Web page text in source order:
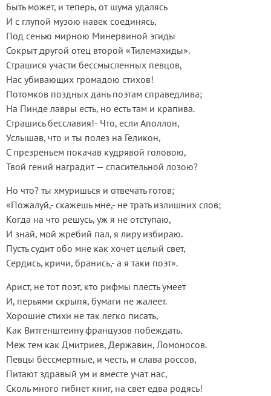
Быть может, и теперь, от шума удалясь
И с глупой музою навек соединясь,
Под сенью мирною Минервиной эгиды
Сокрыт другой отец второй «Тилемахиды».
Страшися участи бессмысленных певцов,
Нас убивающих громадою стихов!
Потомков поздных дань поэтам справедлива;
На Пинде лавры есть, но есть там и крапива.
Страшись бесславия!- Что, если Аполлон,
Услышав, что и ты полез на Геликон,
С презреньем покачав кудрявой головою,
Твой гений наградит — спасительной лозою?
Но что? ты хмуришься и отвечать готов;
«Пожалуй,- скажешь мне,- не трать излишних слов;
Когда на что решусь, уж я не отступаю,
И знай, мой жребий пал, я лиру избираю.
Пусть судит обо мне как хочет целый свет,
Сердись, кричи, бранись,- а я таки поэт».
Арист, не тот поэт, кто рифмы плесть умеет
И, перьями скрыпя, бумаги не жалеет.
Хорошие стихи не так легко писать,
Как Витгенштеину французов побеждать.
Меж тем как Дмитриев, Державин, Ломоносов.
Певцы бессмертные, и честь, и слава россов,
Питают здравый ум и вместе учат нас,
Сколь много гибнет книг, на свет едва родясь!